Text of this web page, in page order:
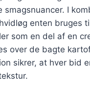
smagsnuancer. I
enten bruges
som en del af en
over de bagte
sikrer, at hver bid